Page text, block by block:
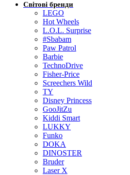
Світові бренди
LEGO
Hot Wheels
L.O.L. Surprise
#Sbabam
Paw Patrol
Barbie
TechnoDrive
Fisher-Price
Screechers Wild
TY
Disney Princess
GooJitZu
Kiddi Smart
LUKKY
Funko
DOKA
DINOSTER
Bruder
Laser X